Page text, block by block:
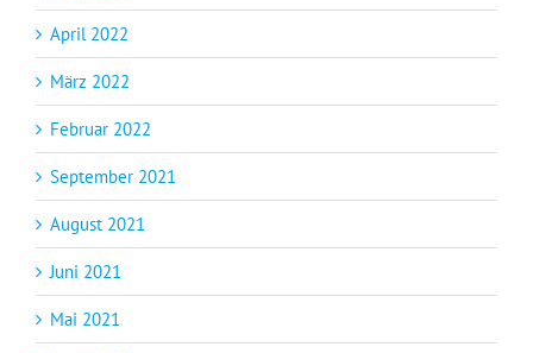
April 2022
März 2022
Februar 2022
September 2021
August 2021
Juni 2021
Mai 2021